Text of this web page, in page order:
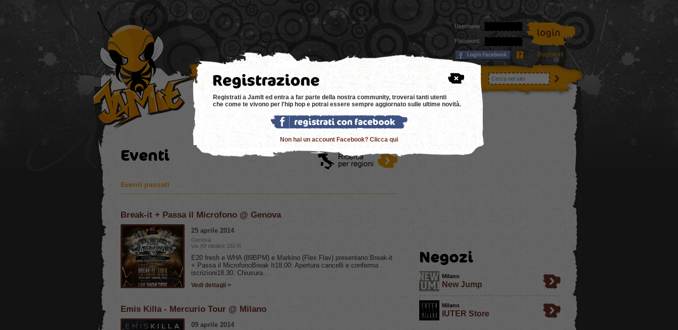
Username
Password
Registrati
home news negozi eventi utenti
Eventi
Eventi passati
Break-it + Passa il Microfono @ Genova
25 aprile 2014
Genova
via XII ottobre 182 R
E20 fresh e WHA (89BPM) e Markino (Flex Flav) presentano:Break-it
+ Passa il MicrofonoBreak It18.00: Apertura cancelli e conferma
iscrizioni18.30: Chiusura…
Vedi dettagli >
Emis Killa - Mercurio Tour @ Milano
09 aprile 2014
Negozi
Milano
New Jump
Milano
IUTER Store
Registrati a JamIt ed entra a far parte della nostra community, troverai tanti utenti
che come te vivono per l'hip hop e potrai essere sempre aggiornato sulle ultime novità.
Non hai un account Facebook? Clicca qui